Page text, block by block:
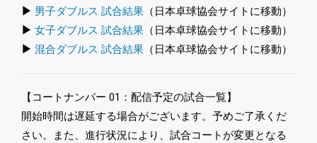
▶ 男子ダブルス 試合結果 （日本卓球協会サイトに移動）
▶ 女子ダブルス 試合結果 （日本卓球協会サイトに移動）
▶ 混合ダブルス 試合結果 （日本卓球協会サイトに移動）
【コートナンバー 01：配信予定の試合一覧】
開始時間は遅延する場合がございます。予めご了承くだ
さい。また、進行状況により、試合コートが変更となる